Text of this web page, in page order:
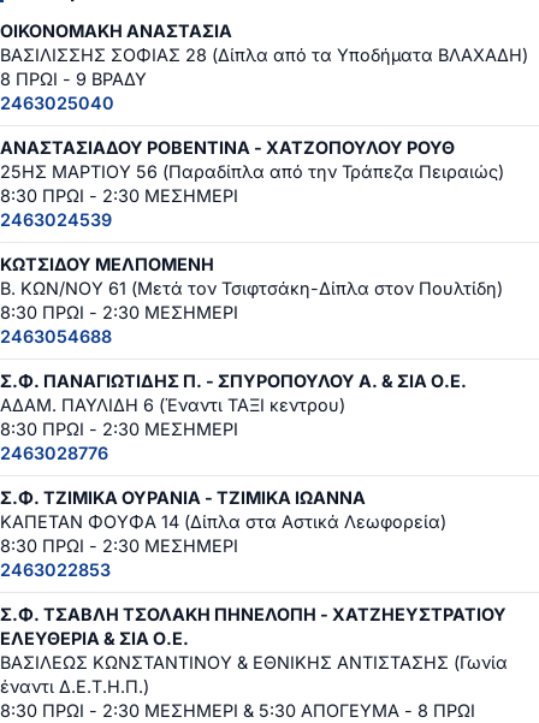
ΟΙΚΟΝΟΜΑΚΗ ΑΝΑΣΤΑΣΙΑ
ΒΑΣΙΛΙΣΣΗΣ ΣΟΦΙΑΣ 28 (Δίπλα από τα Υποδήματα ΒΛΑΧΑΔΗ)
8 ΠΡΩΙ - 9 ΒΡΑΔΥ
2463025040
ΑΝΑΣΤΑΣΙΑΔΟΥ ΡΟΒΕΝΤΙΝΑ - ΧΑΤΖΟΠΟΥΛΟΥ ΡΟΥΘ
25ΗΣ ΜΑΡΤΙΟΥ 56 (Παραδίπλα από την Τράπεζα Πειραιώς)
8:30 ΠΡΩΙ - 2:30 ΜΕΣΗΜΕΡΙ
2463024539
ΚΩΤΣΙΔΟΥ ΜΕΛΠΟΜΕΝΗ
Β. ΚΩΝ/ΝΟΥ 61 (Μετά τον Τσιφτσάκη-Δίπλα στον Πουλτίδη)
8:30 ΠΡΩΙ - 2:30 ΜΕΣΗΜΕΡΙ
2463054688
Σ.Φ. ΠΑΝΑΓΙΩΤΙΔΗΣ Π. - ΣΠΥΡΟΠΟΥΛΟΥ Α. & ΣΙΑ Ο.Ε.
ΑΔΑΜ. ΠΑΥΛΙΔΗ 6 (Έναντι ΤΑΞΙ κεντρου)
8:30 ΠΡΩΙ - 2:30 ΜΕΣΗΜΕΡΙ
2463028776
Σ.Φ. ΤΖΙΜΙΚΑ ΟΥΡΑΝΙΑ - ΤΖΙΜΙΚΑ ΙΩΑΝΝΑ
ΚΑΠΕΤΑΝ ΦΟΥΦΑ 14 (Δίπλα στα Αστικά Λεωφορεία)
8:30 ΠΡΩΙ - 2:30 ΜΕΣΗΜΕΡΙ
2463022853
Σ.Φ. ΤΣΑΒΛΗ ΤΣΟΛΑΚΗ ΠΗΝΕΛΟΠΗ - ΧΑΤΖΗΕΥΣΤΡΑΤΙΟΥ
ΕΛΕΥΘΕΡΙΑ & ΣΙΑ Ο.Ε.
ΒΑΣΙΛΕΩΣ ΚΩΝΣΤΑΝΤΙΝΟΥ & ΕΘΝΙΚΗΣ ΑΝΤΙΣΤΑΣΗΣ (Γωνία
έναντι Δ.Ε.Τ.Η.Π.)
8:30 ΠΡΩΙ - 2:30 ΜΕΣΗΜΕΡΙ & 5:30 ΑΠΟΓΕΥΜΑ - 8 ΠΡΩΙ